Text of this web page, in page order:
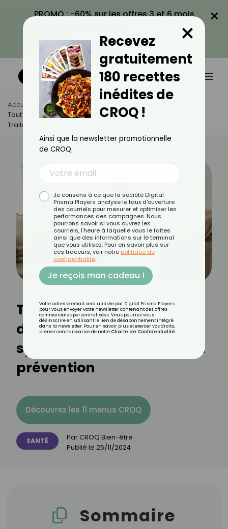
PROMO : -60% sur les offres 3 et 6 mois
VOIR LA PROMO
×
Accueil Actus
Santé
Tout Savoir Sur La Diverticulite : Causes, Symptômes,
Traitement Et Prévention
Tout savoir sur la
diverticulite : causes,
symptômes, traitement et
prévention
Découvrez les 11 menus CROQ
SANTÉ Par CROQ Bien-être
Publié le 25/11/2024
Sommaire
Recevez
gratuitement
180 recettes
inédites de
CROQ !
×
Ainsi que la newsletter promotionnelle
de CROQ.
Je consens à ce que la société Digital
Prisma Players analyse le taux d'ouverture
des courriels pour mesurer et optimiser les
performances des campagnes. Nous
pourrons savoir si vous ouvrez les
courriels, l'heure à laquelle vous le faites
ainsi que des informations sur le terminal
que vous utilisez. Pour en savoir plus sur
ces traceurs, voir notre politique de
confidentialité.
Je reçois mon cadeau !
Votre adresse email sera utilisée par Digital Prisma Players
pour vous envoyer votre newsletter contenant des offres
commerciales personnalisées. Vous pourrez vous
désinscrire en utilisant le lien de désabonnement intégré
dans la newsletter. Pour en savoir plus et exercer vos droits,
prenez connaissance de notre Charte de Confidentialité.